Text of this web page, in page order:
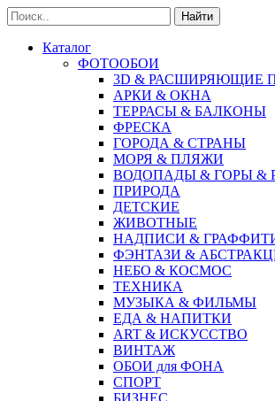
Найти
Каталог
ФОТООБОИ
3D & РАСШИРЯЮЩИЕ
АРКИ & ОКНА
ТЕРРАСЫ & БАЛКОНЫ
ФРЕСКА
ГОРОДА & СТРАНЫ
МОРЯ & ПЛЯЖИ
ВОДОПАДЫ & ГОРЫ &
ПРИРОДА
ДЕТСКИЕ
ЖИВОТНЫЕ
НАДПИСИ &
ФЭНТАЗИ &
НЕБО & КОСМОС
ТЕХНИКА
МУЗЫКА & ФИЛЬМЫ
ЕДА & НАПИТКИ
ART & ИСКУССТВО
ВИНТАЖ
ОБОИ для ФОНА
СПОРТ
БИЗНЕС